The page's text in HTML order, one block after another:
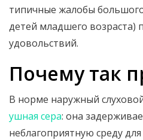
типичные жалобы
детей младшего возраста)
удовольствий.
Почему так
В норме наружный
ушная сера: она
неблагоприятную среду